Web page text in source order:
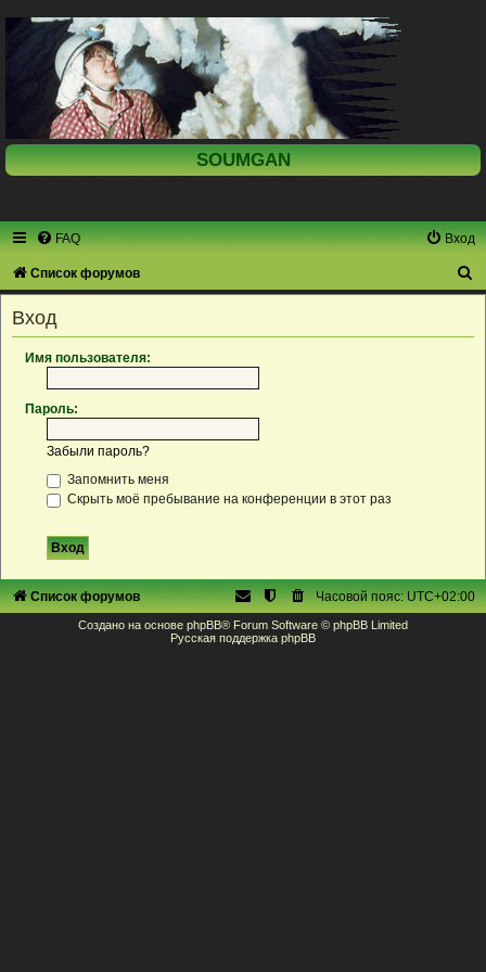
SOUMGAN
FAQ Вход
Список форумов
Вход
Имя пользователя:
Пароль:
Забыли пароль?
Запомнить меня
Скрыть моё пребывание на конференции в этот раз
Список форумов Часовой пояс:UTC+02:00
Создано на основе phpBB® Forum Software © phpBB Limited
Русская поддержка phpBB